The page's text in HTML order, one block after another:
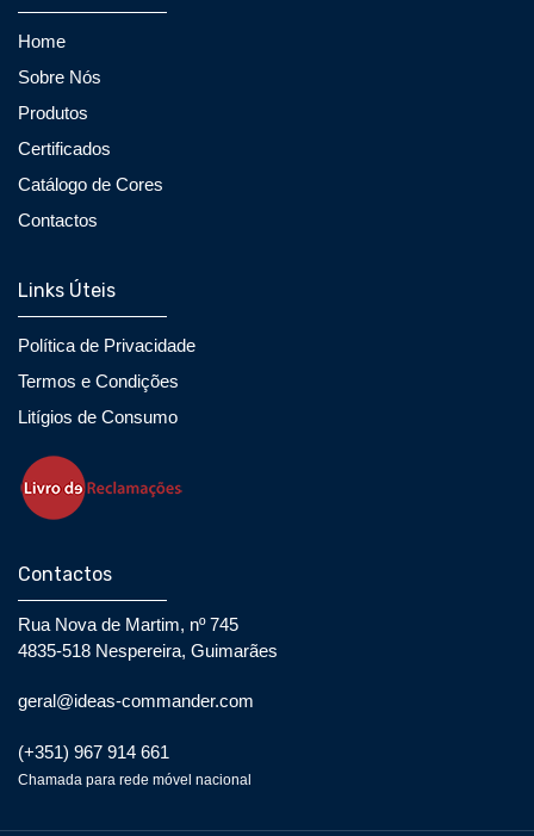
Home
Sobre Nós
Produtos
Certificados
Catálogo de Cores
Contactos
Links Úteis
Política de Privacidade
Termos e Condições
Litígios de Consumo
Contactos
Rua Nova de Martim, nº 745
4835-518 Nespereira, Guimarães
geral@ideas-commander.com
(+351) 967 914 661
Chamada para rede móvel nacional